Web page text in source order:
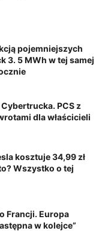
pojemniejszych
3. 5 MWh w tej samej
PCS z
dla właścicieli
kosztuje 34,99 zł
Wszystko o tej
Francji. Europa
w kolejce”